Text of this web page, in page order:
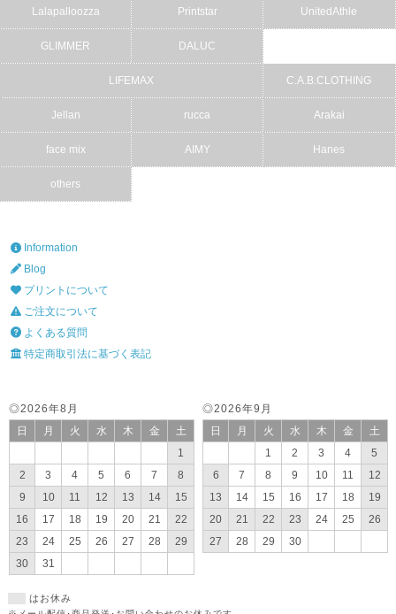
Lalapalloozza Printstar UnitedAthle
GLIMMER DALUC
LIFEMAX C.A.B.CLOTHING
Jellan rucca Arakai
face mix AIMY Hanes
others
Information
Blog
プリントについて
ご注文について
よくある質問
特定商取引法に基づく表記
◎2026年9月
日
月 火 水 木 金
土
1
2 3 4
5
6
7 8 9 10 11
12
13
14 15 16 17 18
19
20
21 22 23 24 25
26
27
28 29 30
◎2026年8月
日
月 火 水 木 金
土
1
2
3 4 5 6 7
8
9
10 11 12 13 14
15
16
17 18 19 20 21
22
23
24 25 26 27 28
29
30
31
はお休み